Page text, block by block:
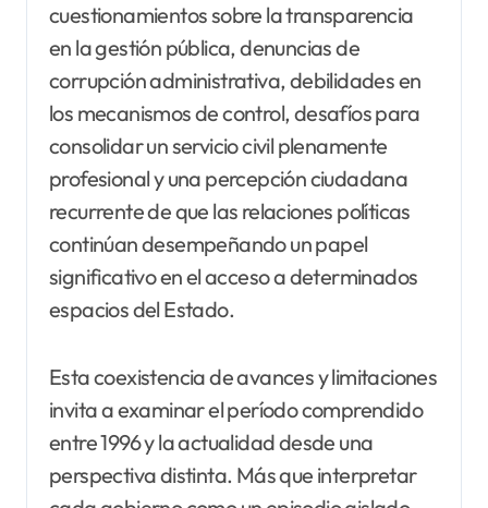
cuestionamientos sobre la transparencia
en la gestión pública, denuncias de
corrupción administrativa, debilidades en
los mecanismos de control, desafíos para
consolidar un servicio civil plenamente
profesional y una percepción ciudadana
recurrente de que las relaciones políticas
continúan desempeñando un papel
significativo en el acceso a determinados
espacios del Estado.
Esta coexistencia de avances y limitaciones
invita a examinar el período comprendido
entre 1996 y la actualidad desde una
perspectiva distinta. Más que interpretar